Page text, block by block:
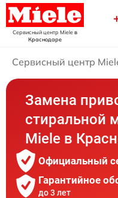
Сервисный центр Mieleв
Краснодаре
Сервисный центр
Замена
стиральной
Miele в
Официальный
Гарантийное
до 3 лет